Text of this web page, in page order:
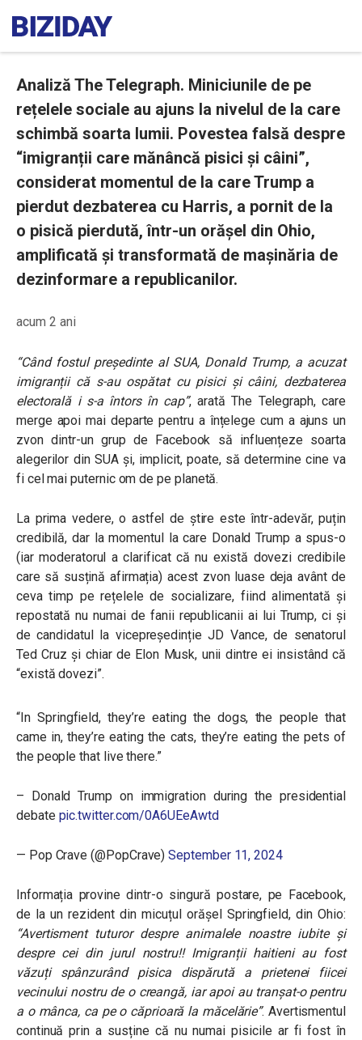
Analiză The Telegraph. Miniciunile de pe
rețelele sociale au ajuns la nivelul de la care
schimbă soarta lumii. Povestea falsă despre
“imigranții care mănâncă pisici și câini”,
considerat momentul de la care Trump a
pierdut dezbaterea cu Harris, a pornit de la
o pisică pierdută, într-un orășel din Ohio,
amplificată și transformată de mașinăria de
dezinformare a republicanilor.
acum 2 ani
“Când fostul președinte al SUA, Donald Trump, a acuzat
imigranții că s-au ospătat cu pisici și câini, dezbaterea
electorală i s-a întors în cap”, arată The Telegraph, care
merge apoi mai departe pentru a înțelege cum a ajuns un
zvon dintr-un grup de Facebook să influențeze soarta
alegerilor din SUA și, implicit, poate, să determine cine va
fi cel mai puternic om de pe planetă.
La prima vedere, o astfel de știre este într-adevăr, puțin
credibilă, dar la momentul la care Donald Trump a spus-o
(iar moderatorul a clarificat că nu există dovezi credibile
care să susțină afirmația) acest zvon luase deja avânt de
ceva timp pe rețelele de socializare, fiind alimentată și
repostată nu numai de fanii republicanii ai lui Trump, ci și
de candidatul la vicepreședinție JD Vance, de senatorul
Ted Cruz și chiar de Elon Musk, unii dintre ei insistând că
“există dovezi”.
“In Springfield, they’re eating the dogs, the people that
came in, they’re eating the cats, they’re eating the pets of
the people that live there.”
– Donald Trump on immigration during the presidential
debate pic.twitter.com/0A6UEeAwtd
— Pop Crave (@PopCrave)September 11, 2024
Informația provine dintr-o singură postare, pe Facebook,
de la un rezident din micuțul orășel Springfield, din Ohio:
“Avertisment tuturor despre animalele noastre iubite și
despre cei din jurul nostru!! Imigranții haitieni au fost
văzuți spânzurând pisica dispărută a prietenei fiicei
vecinului nostru de o creangă, iar apoi au tranșat-o pentru
a o mânca, ca pe o căprioară la măcelărie”. Avertismentul
continuă prin a susține că nu numai pisicile ar fi fost în